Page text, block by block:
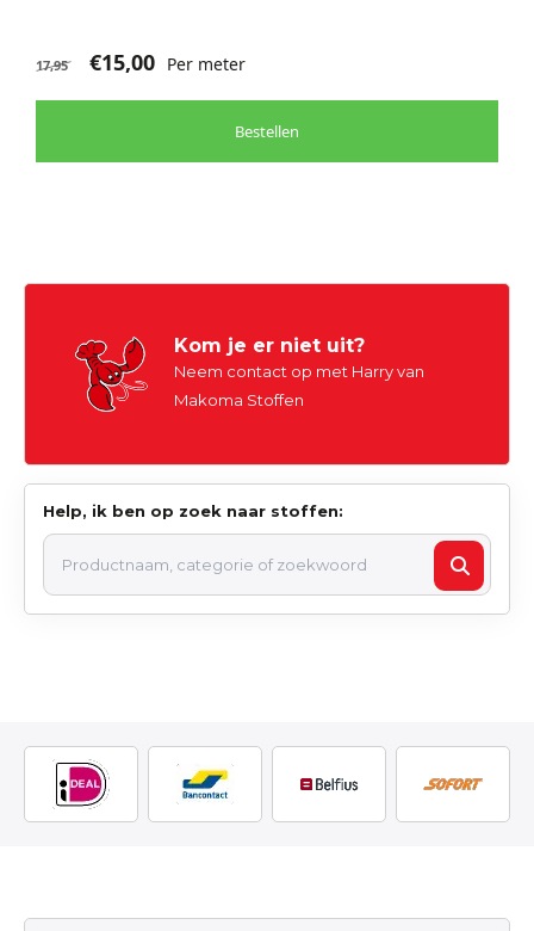
17,95 €15,00 Per meter
Bestellen
Kom je er niet uit?
Neem contact op met Harry van
Makoma Stoffen
Help, ik ben op zoek naar stoffen: